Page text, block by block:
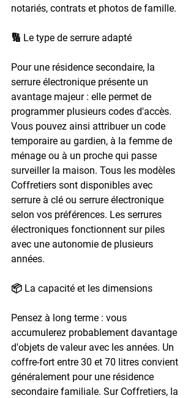
notariés, contrats et photos de famille.
🔢 Le type de serrure adapté
Pour une résidence secondaire, la
serrure électronique présente un
avantage majeur : elle permet de
programmer plusieurs codes d'accès.
Vous pouvez ainsi attribuer un code
temporaire au gardien, à la femme de
ménage ou à un proche qui passe
surveiller la maison. Tous les modèles
Coffretiers sont disponibles avec
serrure à clé ou serrure électronique
selon vos préférences. Les serrures
électroniques fonctionnent sur piles
avec une autonomie de plusieurs
années.
📦 La capacité et les dimensions
Pensez à long terme : vous
accumulerez probablement davantage
d'objets de valeur avec les années. Un
coffre-fort entre 30 et 70 litres convient
généralement pour une résidence
secondaire familiale. Sur Coffretiers, la